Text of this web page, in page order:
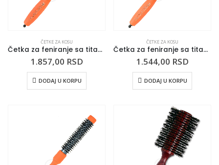
ČETKE ZA KOSU
Četka za feniranje sa titanijumskom tubom 3ME 47mm narandžasta
1.857,00 RSD
DODAJ U KORPU
ČETKE ZA KOSU
Četka za feniranje sa titanijumskom tubom 3ME 37mm narandžasta
1.544,00 RSD
DODAJ U KORPU